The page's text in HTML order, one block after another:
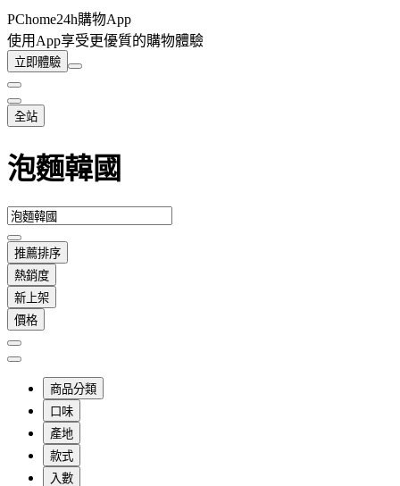
PChome24h購物App
使用App享受更優質的購物體驗
立即體驗
全站
泡麵韓國
推薦排序
熱銷度
新上架
價格
商品分類
口味
產地
款式
入數